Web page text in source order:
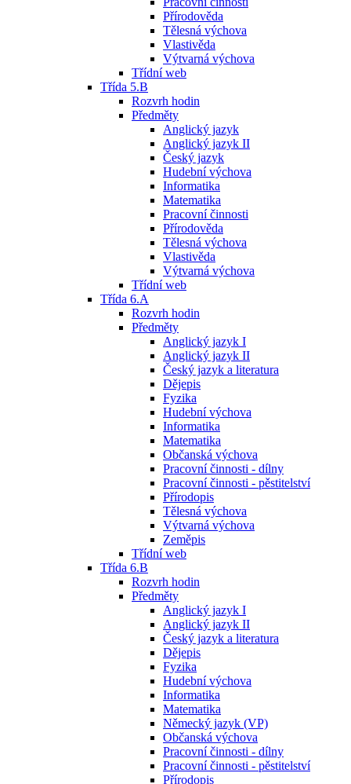
Přírodověda
Tělesná výchova
Vlastivěda
Výtvarná výchova
Třídní web
Třída 5.B
Rozvrh hodin
Předměty
Anglický jazyk
Anglický jazyk II
Český jazyk
Hudební výchova
Informatika
Matematika
Pracovní činnosti
Přírodověda
Tělesná výchova
Vlastivěda
Výtvarná výchova
Třídní web
Třída 6.A
Rozvrh hodin
Předměty
Anglický jazyk I
Anglický jazyk II
Český jazyk a literatura
Dějepis
Fyzika
Hudební výchova
Informatika
Matematika
Občanská výchova
Pracovní činnosti - dílny
Pracovní činnosti - pěstitelství
Přírodopis
Tělesná výchova
Výtvarná výchova
Zeměpis
Třídní web
Třída 6.B
Rozvrh hodin
Předměty
Anglický jazyk I
Anglický jazyk II
Český jazyk a literatura
Dějepis
Fyzika
Hudební výchova
Informatika
Matematika
Německý jazyk (VP)
Občanská výchova
Pracovní činnosti - dílny
Pracovní činnosti - pěstitelství
Přírodopis